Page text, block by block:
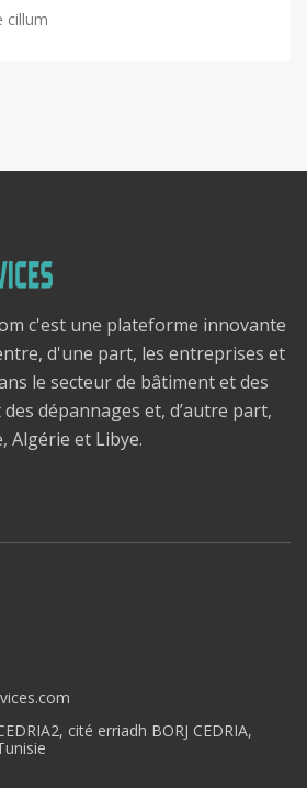
cillum
c'est une plateforme innovante
d'une part, les entreprises et
le secteur de bâtiment et des
dépannages et, d’autre part,
Algérie et Libye.
cité erriadh BORJ CEDRIA,